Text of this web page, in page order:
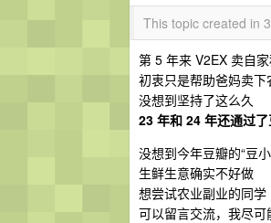
This topic created in
第 5 年来 V2EX 卖自
初衷只是帮助爸妈卖下
没想到坚持了这么久
23 年和 24 年还通过
没想到今年豆瓣的“豆
生鲜生意确实不好做
想尝试农业副业的同学
可以留言交流，我尽